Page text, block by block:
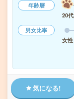
年齢層
20代
男女比率
女性
気になる!